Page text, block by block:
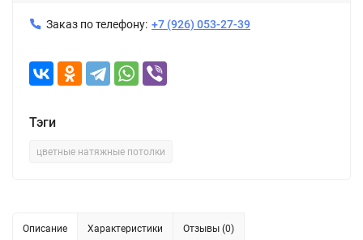
Заказ по телефону: +7 (926) 053-27-39
Тэги
цветные натяжные потолки
Описание Характеристики Отзывы (0)